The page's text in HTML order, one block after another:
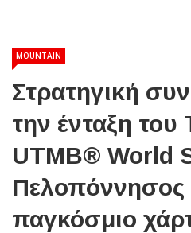
MOUNTAIN
Στρατηγική
την ένταξη του
UTMB® World
Πελοπόννησος
παγκόσμιο